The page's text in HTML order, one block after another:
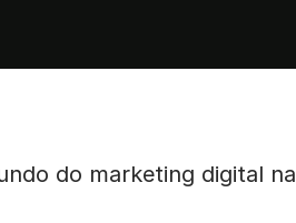
do marketing digital na